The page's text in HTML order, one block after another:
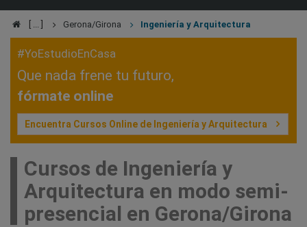
Gerona/Girona Ingeniería y Arquitectura
#YoEstudioEnCasa
Que nada frene tu futuro,
fórmate online
Encuentra Cursos Online de Ingeniería y Arquitectura
Cursos de Ingeniería y
Arquitectura en modo semi-
presencial en Gerona/Girona